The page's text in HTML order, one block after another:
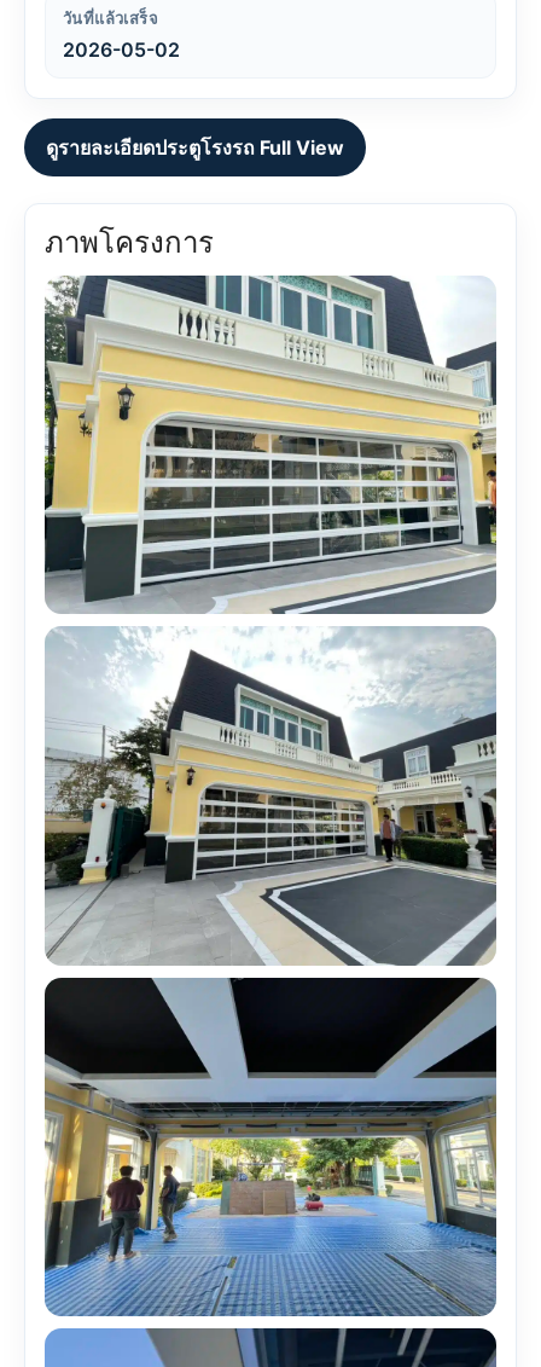
วันที่แล้วเสร็จ
2026-05-02
ดูรายละเอียดประตูโรงรถ Full View
ภาพโครงการ